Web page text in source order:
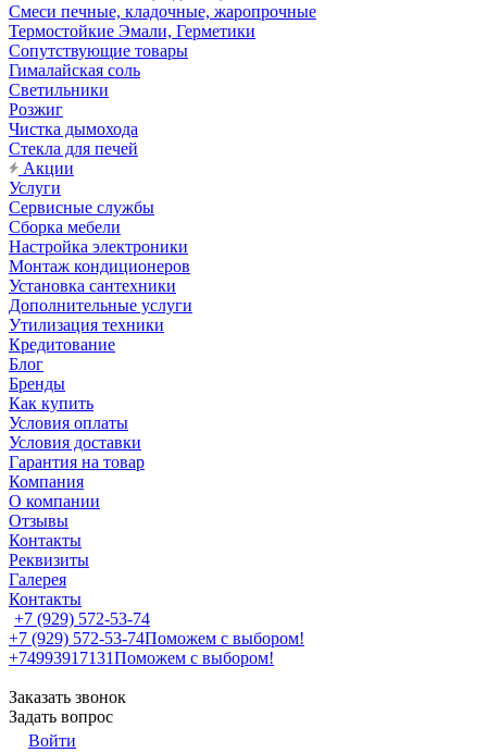
Смеси печные, кладочные, жаропрочные
Термостойкие Эмали, Герметики
Сопутствующие товары
Гималайская соль
Светильники
Розжиг
Чистка дымохода
Стекла для печей
Акции
Услуги
Сервисные службы
Сборка мебели
Настройка электроники
Монтаж кондиционеров
Установка сантехники
Дополнительные услуги
Утилизация техники
Кредитование
Блог
Бренды
Как купить
Условия оплаты
Условия доставки
Гарантия на товар
Компания
О компании
Отзывы
Контакты
Реквизиты
Галерея
Контакты
+7 (929) 572-53-74
+7 (929) 572-53-74Поможем с выбором!
+74993917131Поможем с выбором!
Заказать звонок
Задать вопрос
Войти